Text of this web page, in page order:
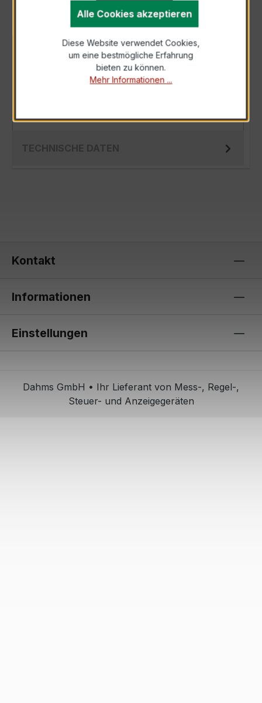
BESCHREIBUNG
Der Wickelstromwandler WSK 40 20/5A 2,5VA
Kl.0,5 ist ein kompakter, hochpräziser
TECHNISCHE DATEN
Kontakt
Informationen
Einstellungen
Dahms GmbH • Ihr Lieferant von Mess-, Regel-,
Steuer- und Anzeigegeräten
Alle Cookies akzeptieren
Diese Website verwendet Cookies,
um eine bestmögliche Erfahrung
bieten zu können.
Mehr Informationen ...